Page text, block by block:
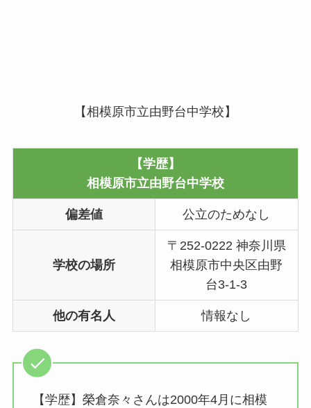
【相模原市立由野台中学校】
【学歴】
相模原市立由野台中学校
偏差値 公立のためなし
学校の場所
〒252-0222 神奈川県
相模原市中央区由野
台3-1-3
他の有名人 情報なし
【学歴】榮倉奈々さんは2000年4月に相模